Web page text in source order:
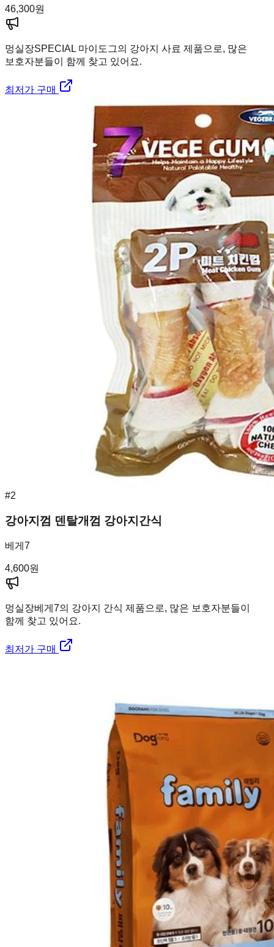
46,300원
멍실장SPECIAL 마이도그의 강아지 사료 제품으로, 많은
보호자분들이 함께 찾고 있어요.
최저가 구매
#2
강아지껌 덴탈개껌 강아지간식
베게7
4,600원
멍실장베게7의 강아지 간식 제품으로, 많은 보호자분들이
함께 찾고 있어요.
최저가 구매